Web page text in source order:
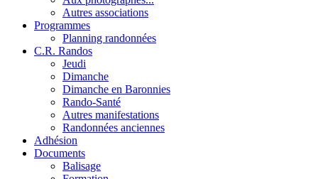
Autres associations
Programmes
Planning randonnées
C.R. Randos
Jeudi
Dimanche
Dimanche en Baronnies
Rando-Santé
Autres manifestations
Randonnées anciennes
Adhésion
Documents
Balisage